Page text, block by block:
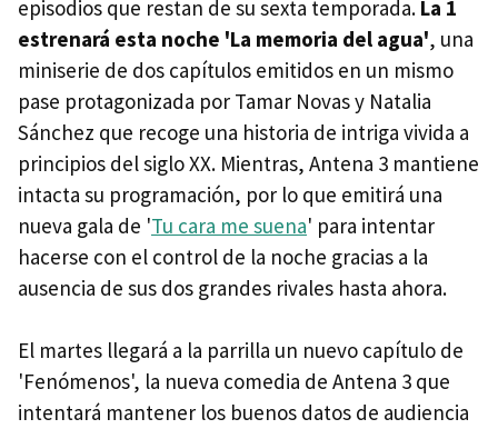
episodios que restan de su sexta temporada. La 1
estrenará esta noche 'La memoria del agua', una
miniserie de dos capítulos emitidos en un mismo
pase protagonizada por Tamar Novas y Natalia
Sánchez que recoge una historia de intriga vivida a
principios del siglo XX. Mientras, Antena 3 mantiene
intacta su programación, por lo que emitirá una
nueva gala de 'Tu cara me suena' para intentar
hacerse con el control de la noche gracias a la
ausencia de sus dos grandes rivales hasta ahora.
El martes llegará a la parrilla un nuevo capítulo de
'Fenómenos', la nueva comedia de Antena 3 que
intentará mantener los buenos datos de audiencia